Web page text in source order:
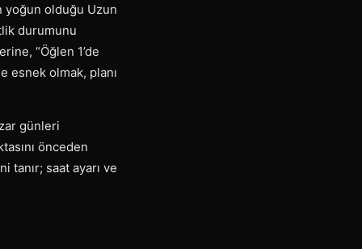
yoğun olduğu Uzun
durumunu
“Öğlen 1’de
esnek olmak, planı
günleri
önceden
tanır; saat ayarı ve